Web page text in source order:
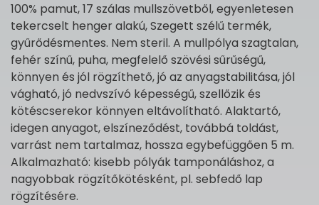
100% pamut, 17 szálas mullszövetből, egyenletesen
tekercselt henger alakú, Szegett szélű termék,
gyűrődésmentes. Nem steril. A mullpólya szagtalan,
fehér színű, puha, megfelelő szövési sűrűségű,
könnyen és jól rögzíthető, jó az anyagstabilitása, jól
vágható, jó nedvszívó képességű, szellőzik és
kötéscserekor könnyen eltávolítható. Alaktartó,
idegen anyagot, elszíneződést, továbbá toldást,
varrást nem tartalmaz, hossza egybefüggően 5 m.
Alkalmazható: kisebb pólyák tamponáláshoz, a
nagyobbak rögzítőkötésként, pl. sebfedő lap
rögzítésére.